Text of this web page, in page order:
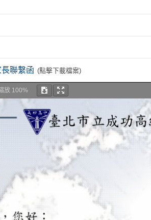
聯繫函 (點擊下載檔案)
放 100%